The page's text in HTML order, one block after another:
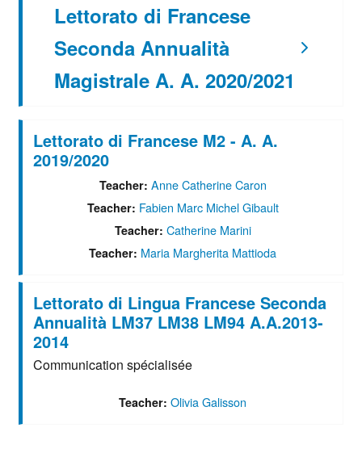
Lettorato di Francese
Seconda Annualità
Magistrale A. A. 2020/2021
Lettorato di Francese M2 - A. A.
2019/2020
Teacher: Anne Catherine Caron
Teacher: Fabien Marc Michel Gibault
Teacher: Catherine Marini
Teacher: Maria Margherita Mattioda
Lettorato di Lingua Francese Seconda
Annualità LM37 LM38 LM94 A.A.2013-
2014
Communication spécialisée
Teacher: Olivia Galisson